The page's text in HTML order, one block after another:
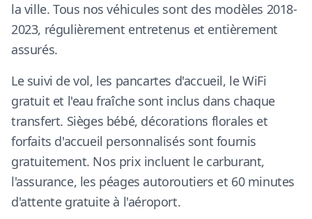
la ville. Tous nos véhicules sont des modèles 2018-
2023, régulièrement entretenus et entièrement
assurés.
Le suivi de vol, les pancartes d'accueil, le WiFi
gratuit et l'eau fraîche sont inclus dans chaque
transfert. Sièges bébé, décorations florales et
forfaits d'accueil personnalisés sont fournis
gratuitement. Nos prix incluent le carburant,
l'assurance, les péages autoroutiers et 60 minutes
d'attente gratuite à l'aéroport.